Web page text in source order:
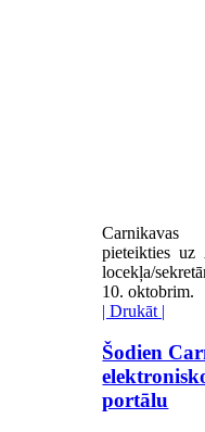
pieteikties uz
locekļa/
10. oktobrim.
| Drukāt |
Šodien
portālu